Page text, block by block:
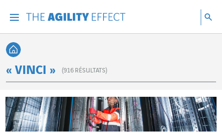
Retour à l'accueil
« VINCI » (916 RÉSULTATS)